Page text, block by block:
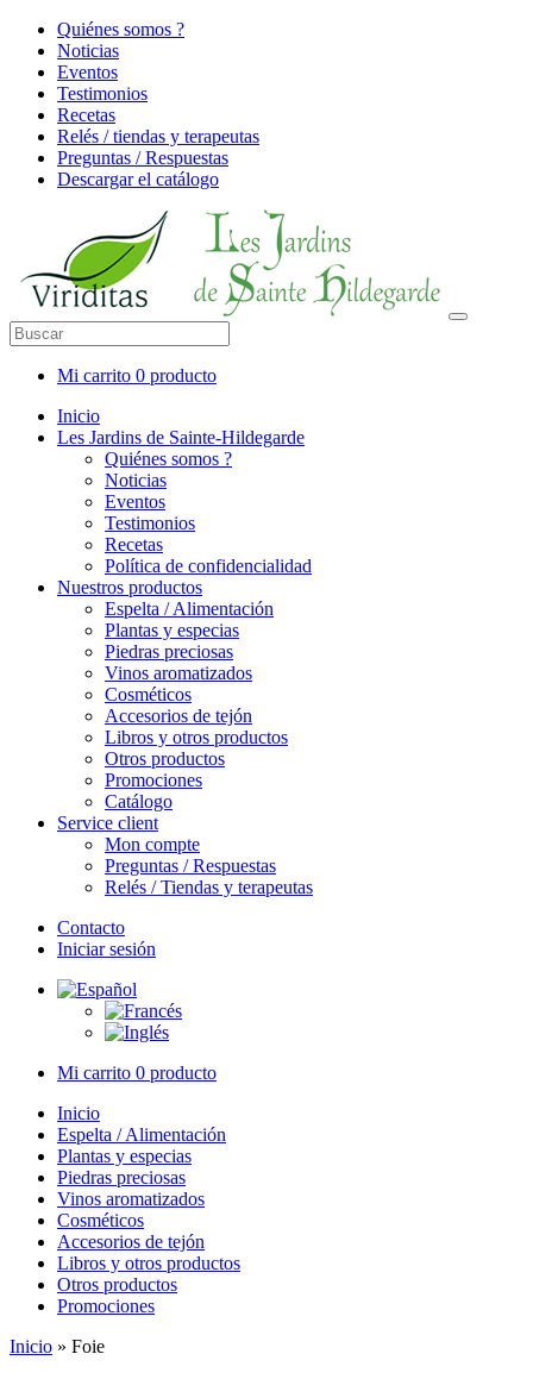
Quiénes somos ?
Noticias
Eventos
Testimonios
Recetas
Relés / tiendas y terapeutas
Preguntas / Respuestas
Descargar el catálogo
Mi carrito 0 producto
Inicio
Les Jardins de Sainte-Hildegarde
Quiénes somos ?
Noticias
Eventos
Testimonios
Recetas
Política de confidencialidad
Nuestros productos
Espelta / Alimentación
Plantas y especias
Piedras preciosas
Vinos aromatizados
Cosméticos
Accesorios de tejón
Libros y otros productos
Otros productos
Promociones
Catálogo
Service client
Mon compte
Preguntas / Respuestas
Relés / Tiendas y terapeutas
Contacto
Iniciar sesión
Mi carrito 0 producto
Inicio
Espelta / Alimentación
Plantas y especias
Piedras preciosas
Vinos aromatizados
Cosméticos
Accesorios de tejón
Libros y otros productos
Otros productos
Promociones
Inicio » Foie